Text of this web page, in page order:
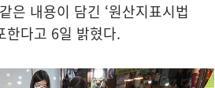
은 내용이 담긴 ‘원산지표시법
한다고 6일 밝혔다.